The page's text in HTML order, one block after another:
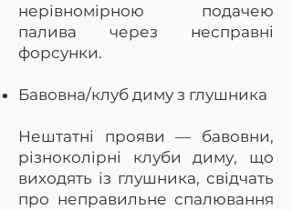
нерівномірною подачею
палива через несправні
форсунки.
Бавовна/клуб диму з глушника
Нештатні прояви — бавовни,
різноколірні клуби диму, що
виходять із глушника, свідчать
про неправильне спалювання